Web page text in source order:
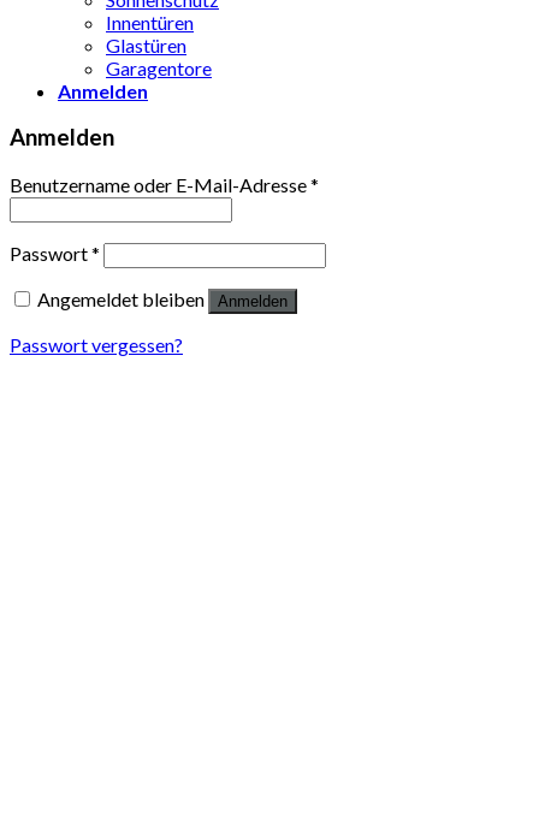
Innentüren
Glastüren
Garagentore
Anmelden
Anmelden
Benutzername oder E-Mail-Adresse*
Passwort*
Angemeldet bleiben
Anmelden
Passwort vergessen?